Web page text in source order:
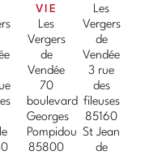
VIE
Les
Vergers
de
Vendée
70
boulevard
Georges
Pompidou
85800
Les
Vergers
de
Vendée
3 rue
des
fileuses
85160
St Jean
de